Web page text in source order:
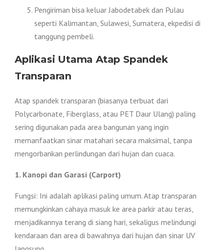
Pengiriman bisa keluar Jabodetabek dan Pulau
seperti Kalimantan, Sulawesi, Sumatera, ekpedisi di
tanggung pembeli.
Aplikasi Utama Atap Spandek
Transparan
Atap spandek transparan (biasanya terbuat dari
Polycarbonate, Fiberglass, atau PET Daur Ulang) paling
sering digunakan pada area bangunan yang ingin
memanfaatkan sinar matahari secara maksimal, tanpa
mengorbankan perlindungan dari hujan dan cuaca.
1. Kanopi dan Garasi (Carport)
Fungsi: Ini adalah aplikasi paling umum. Atap transparan
memungkinkan cahaya masuk ke area parkir atau teras,
menjadikannya terang di siang hari, sekaligus melindungi
kendaraan dan area di bawahnya dari hujan dan sinar UV